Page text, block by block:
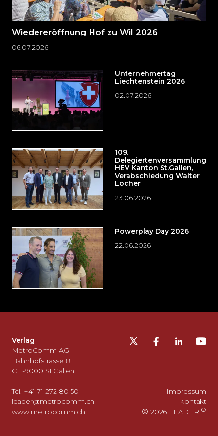
Wiedereröffnung Hof zu Wil 2026
06.07.2026
Unternehmertag
Liechtenstein 2026
02.07.2026
109.
Delegiertenversammlung
HEV Kanton St.Gallen,
Verabschiedung Walter
Locher
23.06.2026
Powerplay Day 2026
22.06.2026
auslassen
und
zurück
zum
gehen?
Verlag
MetroComm AG
Bahnhofstrasse 8
CH-9000 St.Gallen
Tel. +41 71 272 80 50
leader@metrocomm.ch
www.metrocomm.ch
Impressum
Kontakt
2026 LEADER